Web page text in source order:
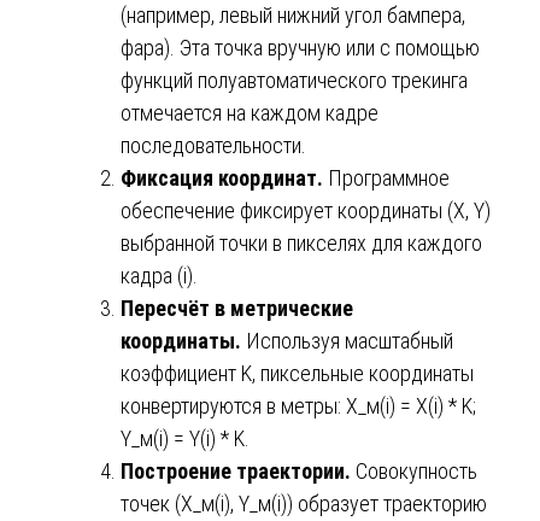
(например, левый нижний угол бампера,
фара). Эта точка вручную или с помощью
функций полуавтоматического трекинга
отмечается на каждом кадре
последовательности.
Фиксация координат. Программное
обеспечение фиксирует координаты (X, Y)
выбранной точки в пикселях для каждого
кадра (i).
Пересчёт в метрические
координаты. Используя масштабный
коэффициент K, пиксельные координаты
конвертируются в метры: X_м(i) = X(i) * K;
Y_м(i) = Y(i) * K.
Построение траектории. Совокупность
точек (X_м(i), Y_м(i)) образует траекторию